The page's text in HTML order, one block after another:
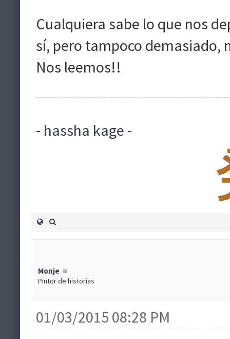
Cualquiera sabe lo que nos
sí, pero tampoco demasiado,
Nos leemos!!
- hassha kage -
Monje
Pintor de historias
01/03/2015 08:28 PM